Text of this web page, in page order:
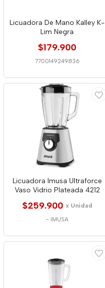
Licuadora De Mano Kalley K-
Lim Negra
$179.900
7700149249836
Licuadora Imusa Ultraforce
Vaso Vidrio Plateada 4212
$259.900 x Unidad
- IMUSA